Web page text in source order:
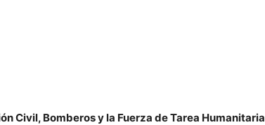
Civil, Bomberos y la Fuerza de Tarea Humanitaria